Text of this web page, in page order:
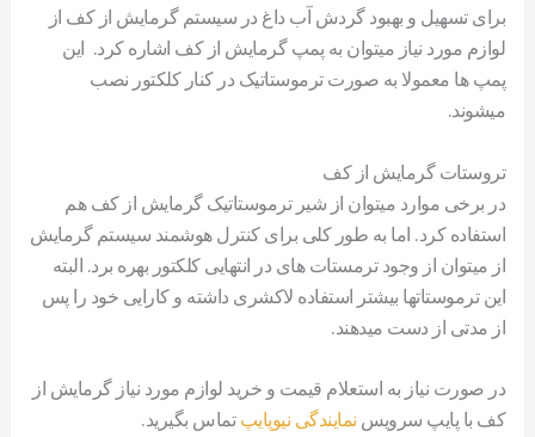
برای تسهیل و بهبود گردش آب داغ در سیستم گرمایش از کف از
لوازم مورد نیاز میتوان به پمپ گرمایش از کف اشاره کرد. این
پمپ ها معمولا به صورت ترموستاتیک در کنار کلکتور نصب
میشوند.
تروستات گرمایش از کف
در برخی موارد میتوان از شیر ترموستاتیک گرمایش از کف هم
استفاده کرد. اما به طور کلی برای کنترل هوشمند سیستم گرمایش
از میتوان از وجود ترمستات های در انتهایی کلکتور بهره برد. البته
این ترموستاتها بیشتر استفاده لاکشری داشته و کارایی خود را پس
از مدتی از دست میدهند.
در صورت نیاز به استعلام قیمت و خرید لوازم مورد نیاز گرمایش از
کف با پایپ سرویس نمایندگی نیوپایپ تماس بگیرید.